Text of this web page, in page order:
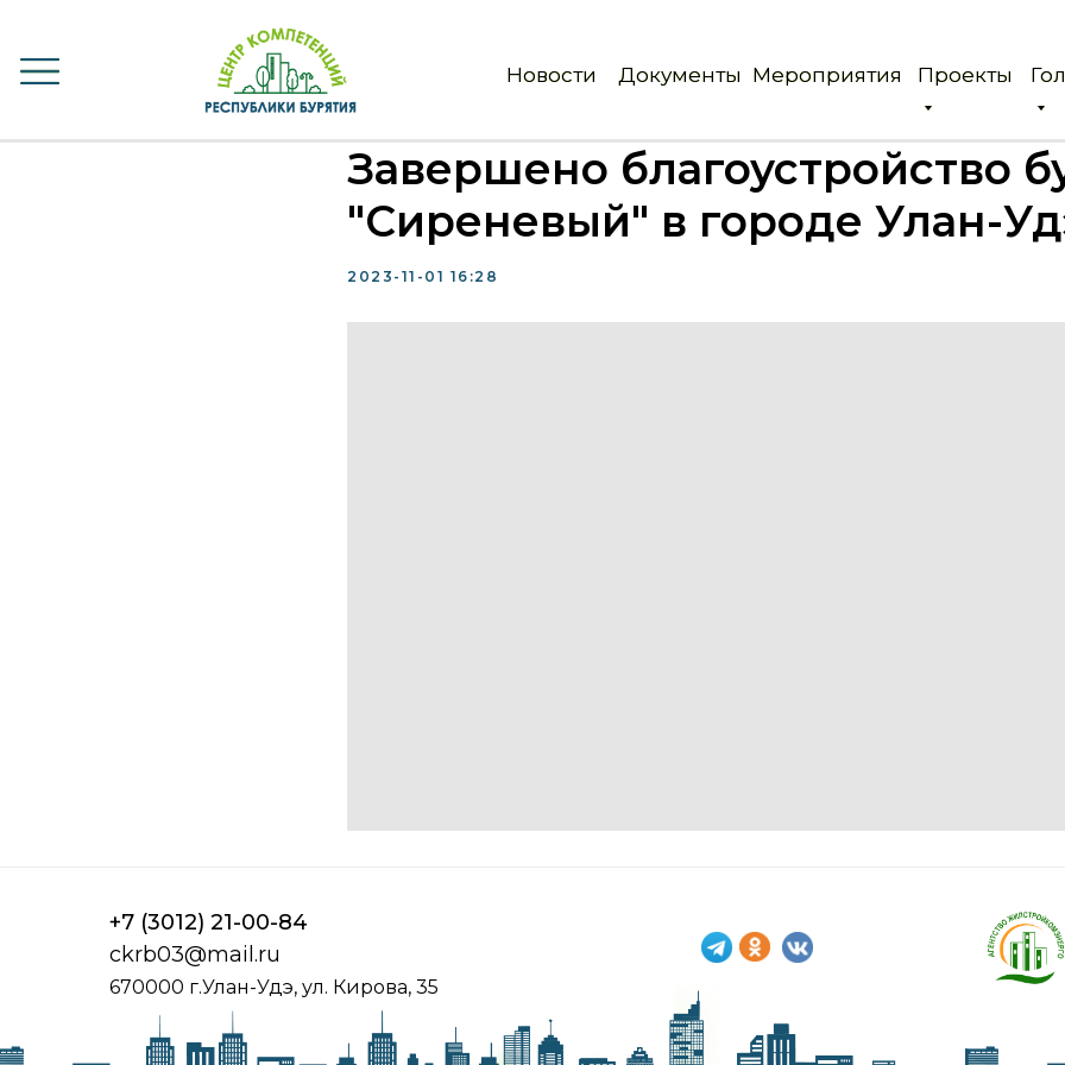
Новости
Новости Документы
Документы Мероприятия
Мероприятия Проекты
Проекты
Завершено благоустройство
"Сиреневый" в городе Улан-
2023-11-01 16:28
+7 (3012) 21-00-84
ckrb03@mail.ru
670000 г.Улан-Удэ, ул. Кирова, 35